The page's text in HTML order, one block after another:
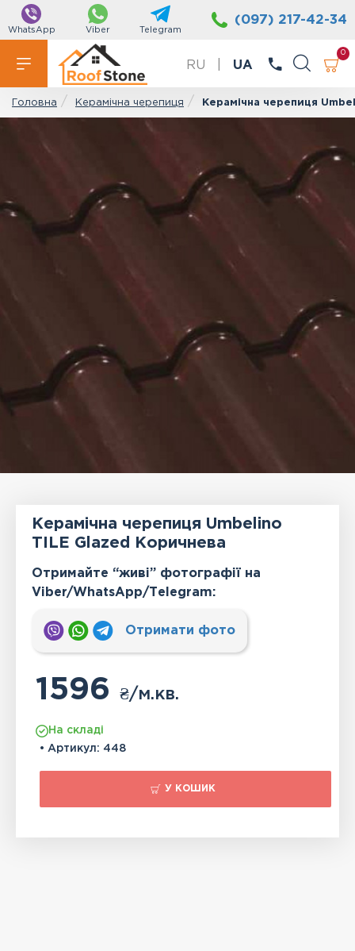
WhatsApp Viber Telegram
(097) 217-42-34
RU UA
0
Головна Керамічна черепиця Керамічна черепиця
Керамічна черепиця Umbelino
TILE Glazed Коричнева
Отримайте “живі” фотографії на
Viber/WhatsApp/Тelegram:
Отримати фото
1596₴/м.кв.
На складі
• Артикул: 448
У КОШИК